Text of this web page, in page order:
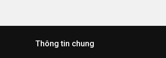
Thông tin chung